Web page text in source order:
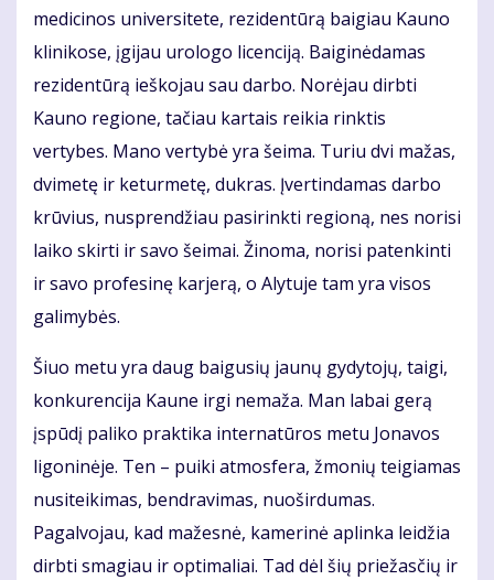
medicinos universitete, rezidentūrą baigiau Kauno
klinikose, įgijau urologo licenciją. Baiginėdamas
rezidentūrą ieškojau sau darbo. Norėjau dirbti
Kauno regione, tačiau kartais reikia rinktis
vertybes. Mano vertybė yra šeima. Turiu dvi mažas,
dvimetę ir keturmetę, dukras. Įvertindamas darbo
krūvius, nusprendžiau pasirinkti regioną, nes norisi
laiko skirti ir savo šeimai. Žinoma, norisi patenkinti
ir savo profesinę karjerą, o Alytuje tam yra visos
galimybės.
Šiuo metu yra daug baigusių jaunų gydytojų, taigi,
konkurencija Kaune irgi nemaža. Man labai gerą
įspūdį paliko praktika internatūros metu Jonavos
ligoninėje. Ten – puiki atmosfera, žmonių teigiamas
nusiteikimas, bendravimas, nuoširdumas.
Pagalvojau, kad mažesnė, kamerinė aplinka leidžia
dirbti smagiau ir optimaliai. Tad dėl šių priežasčių ir